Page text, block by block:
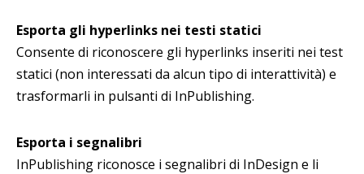
Esporta gli hyperlinks nei testi statici
Consente di riconoscere gli hyperlinks inseriti nei test
statici (non interessati da alcun tipo di interattività) e
trasformarli in pulsanti di InPublishing.
Esporta i segnalibri
InPublishing riconosce i segnalibri di InDesign e li